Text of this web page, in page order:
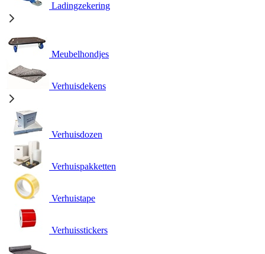
Ladingzekering
Meubelhondjes
Verhuisdekens
Verhuisdozen
Verhuispakketten
Verhuistape
Verhuisstickers